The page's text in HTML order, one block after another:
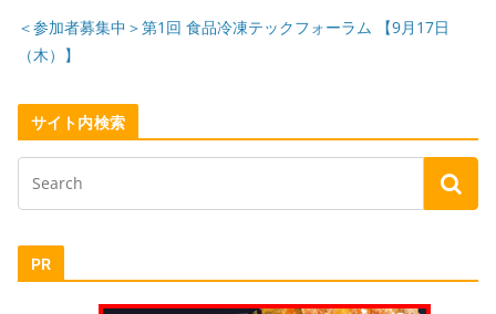
＜参加者募集中＞第1回 食品冷凍テックフォーラム 【9月17日
（木）】
サイト内検索
PR